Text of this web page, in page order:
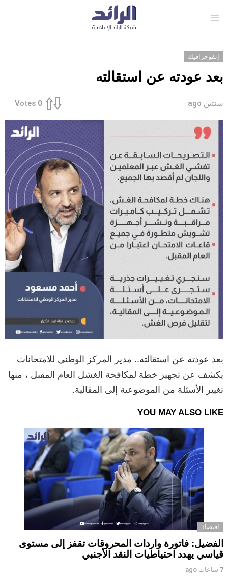
إنفوجرافيك
بعد عودته عن استقالته
سنتين ago 0
Votes
بعد عودته عن استقالته.. مدير المركز الوطني للامتحانات
يكشف عن تجهيز خطة لمكافحة الغشل العام المقبل ، منها
تغيير الأسئلة من الموضوعية إلى المقالية.
YOU MAY ALSO LIKE
اقتصاد
الفضيل: فاتورة واردات المحروقات تقفز إلى مستوى
قياسي يهدد احتياطيات النقد الأجنبي
7 ساعات ago